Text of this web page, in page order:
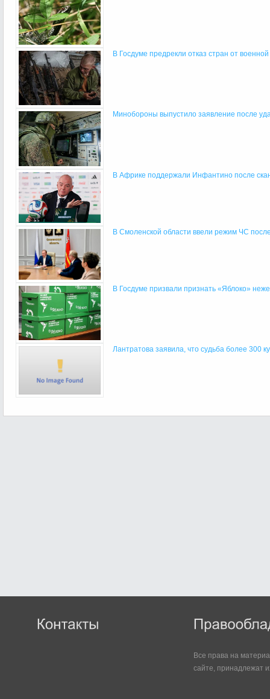
В Госдуме предрекли отказ стран от
Минобороны выпустило заявление после
В Африке поддержали Инфантино после
В Смоленской области ввели режим ЧС
В Госдуме призвали признать «Яблоко»
Лантратова заявила, что судьба более 300
Все права на
сайте, принадлежат